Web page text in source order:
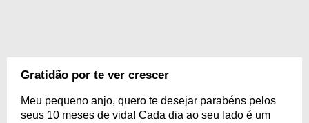
Gratidão por te ver crescer
Meu pequeno anjo, quero te desejar parabéns pelos
seus 10 meses de vida! Cada dia ao seu lado é um